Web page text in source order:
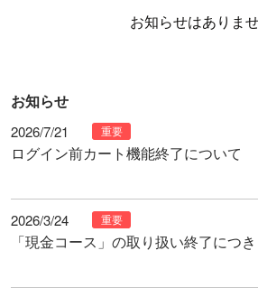
まるがめポイントクラブとは？
まるポをつかう
よくある質問
お問い合わせ
お知らせ
2026/7/21 重要
ログイン前カート機能終了について
2026/3/24 重要
「現金コース」の取り扱い終了につ
お知らせはありま